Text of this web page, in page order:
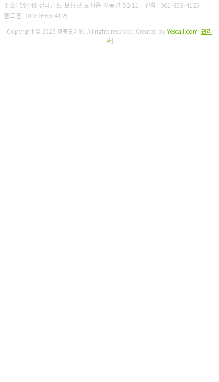
주소: 59448 전라남도 보성군 보성읍 사동길 52-11 전화: 061-853-4125
핸드폰: 010-6566-4125
Copyright © 2025 청광도예원. All rights reserved. Created byYescall.com [관리
자]